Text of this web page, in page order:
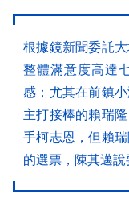
根據鏡新聞委託
整體滿意度高達
感；尤其在前鎮
主打接棒的賴瑞
手柯志恩，但賴
的選票，陳其邁說